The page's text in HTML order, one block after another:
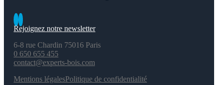
Rejoignez notre newsletter
6-8 rue Chardin 75016 Paris
0 650 655 455
contact@experts-bois.com
Mentions légalesPolitique de confidentialité